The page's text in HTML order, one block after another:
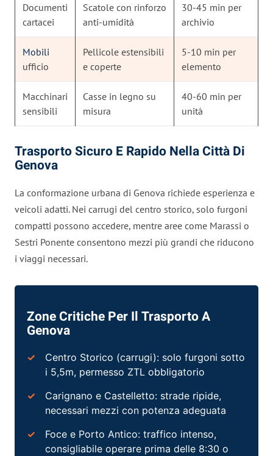
Documenti
cartacei
Scatole con rinforzo
anti-umidità
30-45 min per
archivio
Mobili
ufficio
Pellicole estensibili
e coperte
5-10 min per
elemento
Macchinari
sensibili
Casse in legno su
misura
40-60 min per
unità
Trasporto Sicuro E Rapido Nella Città Di
Genova
La conformazione urbana di Genova richiede esperienza e
veicoli adatti. Nei carrugi del centro storico, solo furgoni
compatti possono accedere, mentre aree come Marassi o
Sestri Ponente consentono mezzi più grandi che riducono
i viaggi necessari.
Zone Critiche Per Il Trasporto A
Genova
Centro Storico (carrugi): solo furgoni sotto
i 5,5m, permesso ZTL obbligatorio
Carignano e Castelletto: strade ripide,
necessari mezzi con potenza adeguata
Foce e Porto Antico: traffico intenso,
consigliabile operare prima delle 8:30 o